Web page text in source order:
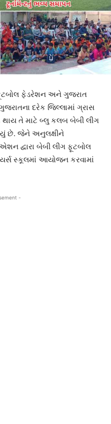
ફેડરેશન અને ગુજરાત
દરેક જિલ્લામાં ગ્રાસ
તે માટે બ્લુ કલબ બેબી લીગ
છે. જેને અનુલક્ષીને
દ્વારા બેબી લીગ ફૂટબોલ
સ્કૂલમાં આયોજન કરવામાં
-